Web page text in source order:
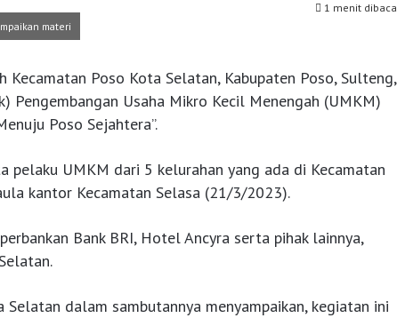
1 menit dibaca
materi
Kecamatan Poso Kota Selatan, Kabupaten Poso, Sulteng,
Pengembangan Usaha Mikro Kecil Menengah (UMKM)
Poso Sejahtera”.
pelaku UMKM dari 5 kelurahan yang ada di Kecamatan
kantor Kecamatan Selasa (21/3/2023).
Bank BRI, Hotel Ancyra serta pihak lainnya,
Selatan dalam sambutannya menyampaikan, kegiatan ini